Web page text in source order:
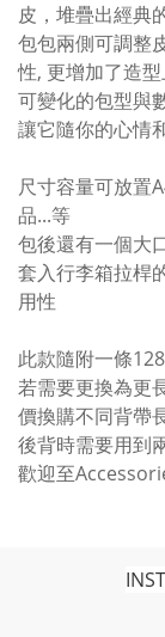
皮，堆疊出經典
包包兩側可調整
性, 更增加了造
可變化的包型與
讓它隨你的心情
尺寸容量可放置
品...等
包後還有一個大
套入行李箱拉桿
用性
此款隨附一條
若需要更換為更
價換購不同背帶
後背時需要用到
歡迎至